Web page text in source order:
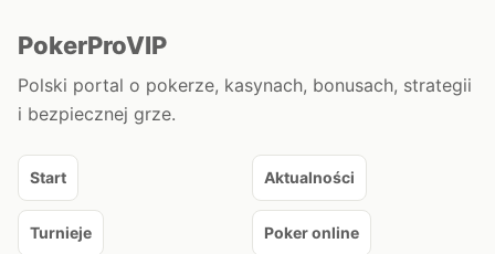
PokerProVIP
Polski portal o pokerze, kasynach, bonusach, strategii
i bezpiecznej grze.
Start Aktualności
Turnieje Poker online